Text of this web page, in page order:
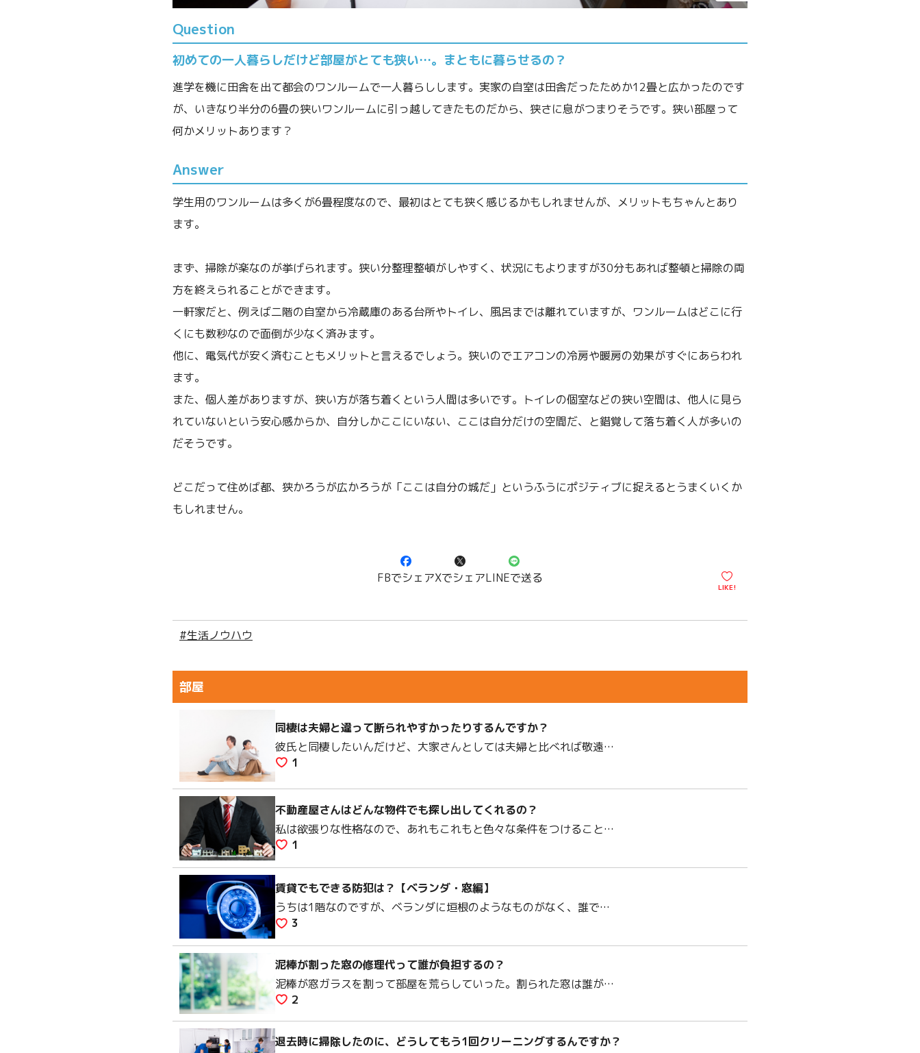
初めての一人暮らしだけど部屋がとても狭い…。まともに暮らせるの？
Question
進学を機に田舎を出て都会のワンルームで一人暮らしします。実家の自室は田舎だったためか12畳と広かったのです
が、いきなり半分の6畳の狭いワンルームに引っ越してきたものだから、狭さに息がつまりそうです。狭い部屋って
何かメリットあります？
Answer
学生用のワンルームは多くが6畳程度なので、最初はとても狭く感じるかもしれませんが、メリットもちゃんとあり
ます。
まず、掃除が楽なのが挙げられます。狭い分整理整頓がしやすく、状況にもよりますが30分もあれば整頓と掃除の両
方を終えられることができます。
一軒家だと、例えば二階の自室から冷蔵庫のある台所やトイレ、風呂までは離れていますが、ワンルームはどこに行
くにも数秒なので面倒が少なく済みます。
他に、電気代が安く済むこともメリットと言えるでしょう。狭いのでエアコンの冷房や暖房の効果がすぐにあらわれ
ます。
また、個人差がありますが、狭い方が落ち着くという人間は多いです。トイレの個室などの狭い空間は、他人に見ら
れていないという安心感からか、自分しかここにいない、ここは自分だけの空間だ、と錯覚して落ち着く人が多いの
だそうです。
どこだって住めば都、狭かろうが広かろうが「ここは自分の城だ」というふうにポジティブに捉えるとうまくいくか
もしれません。
FBでシェアXでシェアLINEで送る
LIKE!
#生活ノウハウ
部屋
同棲は夫婦と違って断られやすかったりするんですか？
彼氏と同棲したいんだけど、大家さんとしては夫婦と比べれば敬遠…
1
不動産屋さんはどんな物件でも探し出してくれるの？
私は欲張りな性格なので、あれもこれもと色々な条件をつけること…
1
賃貸でもできる防犯は？【ベランダ・窓編】
うちは1階なのですが、ベランダに垣根のようなものがなく、誰で…
3
泥棒が割った窓の修理代って誰が負担するの？
泥棒が窓ガラスを割って部屋を荒らしていった。割られた窓は誰が…
2
退去時に掃除したのに、どうしてもう1回クリーニングするんですか？